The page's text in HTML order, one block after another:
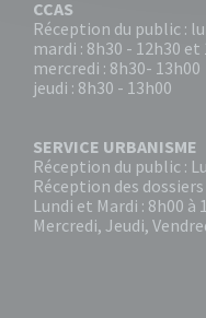
CCAS
Réception du public :
mardi : 8h30 - 12h30 et
mercredi : 8h30- 13h00
jeudi : 8h30 - 13h00
SERVICE URBANISME
Réception du public :
Réception des dossiers
Lundi et Mardi : 8h00 à
Mercredi, Jeudi,